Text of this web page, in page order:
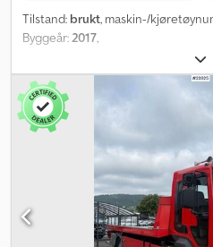
Tilstand: brukt, maskin-/
Byggeår:2017,